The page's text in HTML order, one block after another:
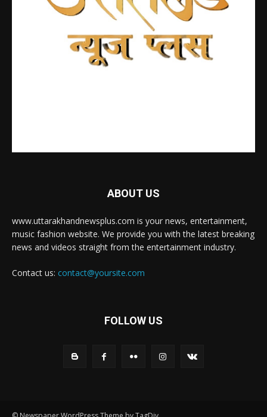
ABOUT US
www.uttarakhandnewsplus.com is your news, entertainment,
music fashion website. We provide you with the latest breaking
news and videos straight from the entertainment industry.
Contact us: contact@yoursite.com
FOLLOW US